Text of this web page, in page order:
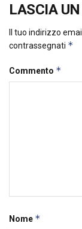
LASCIA
Il tuo indirizzo
contrassegnati *
Commento *
Nome *